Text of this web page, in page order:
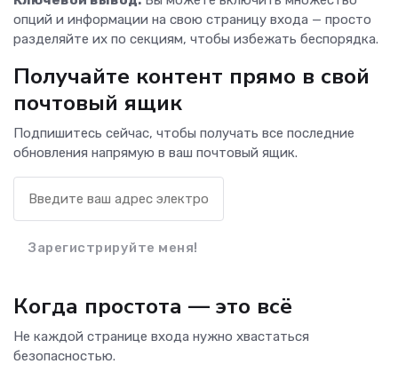
опций и информации на свою страницу входа — просто
разделяйте их по секциям, чтобы избежать беспорядка.
Получайте контент прямо в свой
почтовый ящик
Подпишитесь сейчас, чтобы получать все последние
обновления напрямую в ваш почтовый ящик.
Зарегистрируйте меня!
Когда простота — это всё
Не каждой странице входа нужно хвастаться
безопасностью.